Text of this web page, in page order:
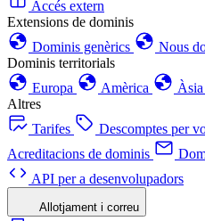
Accés extern
Extensions de dominis
Dominis genèrics
Nous
Dominis territorials
Europa
Amèrica Àsia
Altres
Tarifes
Descomptes per
Acreditacions de dominis
API per a desenvolupadors
Allotjament i correu